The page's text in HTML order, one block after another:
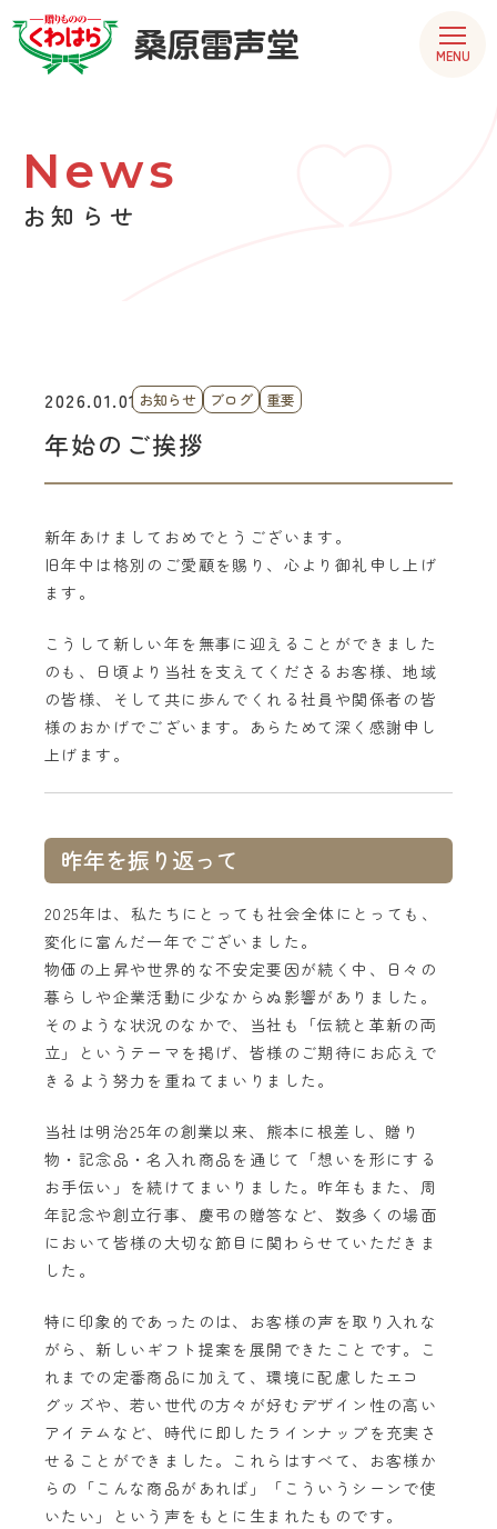
MENU
お知らせ
News
2026.01.01 お知らせ ブログ 重要
年始のご挨拶
新年あけましておめでとうございます。
旧年中は格別のご愛顧を賜り、心より御礼申し上げ
ます。
こうして新しい年を無事に迎えることができました
のも、日頃より当社を支えてくださるお客様、地域
の皆様、そして共に歩んでくれる社員や関係者の皆
様のおかげでございます。あらためて深く感謝申し
上げます。
昨年を振り返って
2025年は、私たちにとっても社会全体にとっても、
変化に富んだ一年でございました。
物価の上昇や世界的な不安定要因が続く中、日々の
暮らしや企業活動に少なからぬ影響がありました。
そのような状況のなかで、当社も「伝統と革新の両
立」というテーマを掲げ、皆様のご期待にお応えで
きるよう努力を重ねてまいりました。
当社は明治25年の創業以来、熊本に根差し、贈り
物・記念品・名入れ商品を通じて「想いを形にする
お手伝い」を続けてまいりました。昨年もまた、周
年記念や創立行事、慶弔の贈答など、数多くの場面
において皆様の大切な節目に関わらせていただきま
した。
特に印象的であったのは、お客様の声を取り入れな
がら、新しいギフト提案を展開できたことです。こ
れまでの定番商品に加えて、環境に配慮したエコ
グッズや、若い世代の方々が好むデザイン性の高い
アイテムなど、時代に即したラインナップを充実さ
せることができました。これらはすべて、お客様か
らの「こんな商品があれば」「こういうシーンで使
いたい」という声をもとに生まれたものです。